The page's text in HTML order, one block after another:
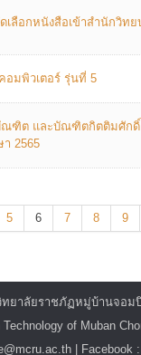
ลือกหนังสือเข้าสำนักวิทย
มพิวเตอร์ รุ่นที่ 5
ต และบัณฑิตกิตติมศักดิ์
2565
5 6 7 8 9
ยาลัยราชภัฏหมู่บ้านจอ
of Muban
| Facebook